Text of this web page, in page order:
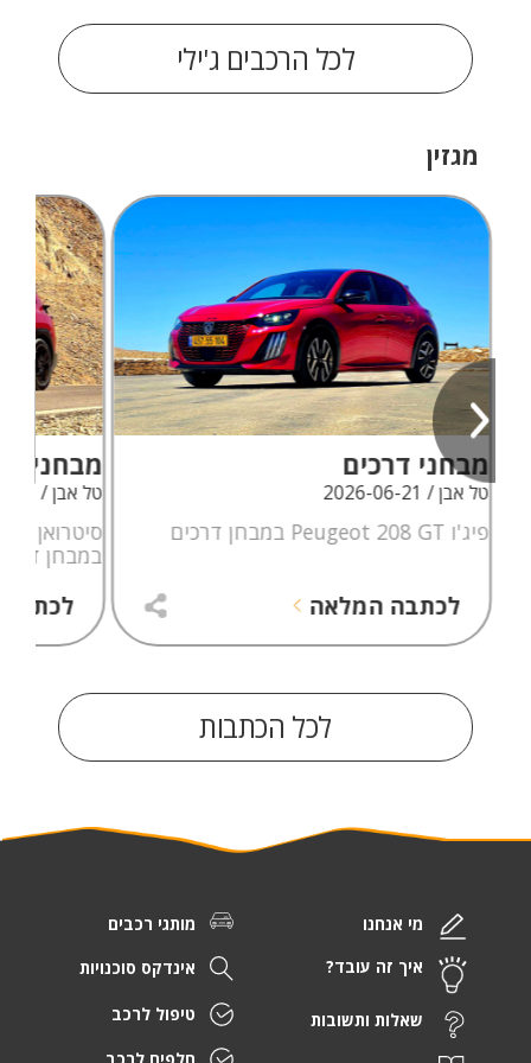
לכל הרכבים ג'ילי
מגזין
מבחני דרכים
טל אבן / 2026-06-21
פיג'ו Peugeot 208 GT במבחן דרכים
לכתבה המלאה
מבחני
טל אבן / 2026-06-09
במבחן
לכל הכתבות
מי אנחנו
איך זה עובד?
שאלות ותשובות
מותגי רכבים
אינדקס סוכנויות
טיפול לרכב
חלפים לרכב